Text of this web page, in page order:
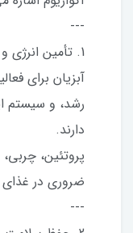
---
1. تأمین انرژی و مواد مغذی
آبزیان برای
رشد، و سیستم
دارند.
پروتئین،
ضروری در
---